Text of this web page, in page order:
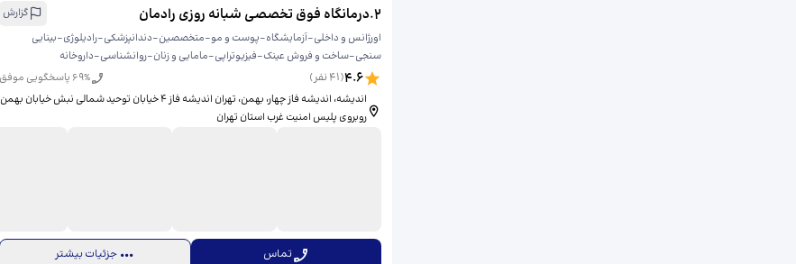
2
.درمانگاه فوق تخصصی شبانه روزی رادمان
گزارش
اورژانس و داخلی-آزمایشگاه-پوست و مو-متخصصین-دندانپزشکی-رادیلوژی-بینایی
سنجی-ساخت و فروش عینک-فیزیوتراپی-مامایی و زنان-روانشناسی-داروخانه
4.6
(
41 نفر) 69% پاسخگویی موفق
اندیشه، اندیشه فاز چهار، بهمن، ​تهران اندیشه فاز ۴ خیابان توحید شمالی نبش خیابان بهمن
روبروی پلیس امنیت غرب استان تهران
تماس جزئیات بیشتر